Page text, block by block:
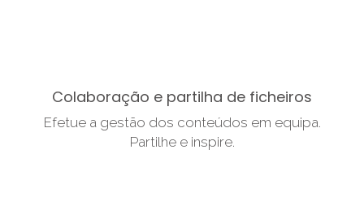
Colaboração e partilha de ficheiros
Efetue a gestão dos conteúdos em equipa.
Partilhe e inspire.